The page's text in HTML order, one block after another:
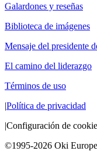
Galardones y reseñas
Biblioteca de imágenes
Mensaje del presidente
El camino del liderazgo
Términos de uso
|Política de privacidad
|Configuración de
©1995-2026 Oki